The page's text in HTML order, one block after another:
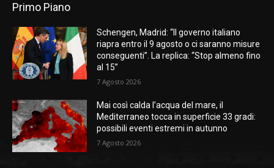
Primo Piano
Schengen, Madrid: “Il governo italiano
riapra entro il 9 agosto o ci saranno misure
conseguenti”. La replica: “Stop almeno fino
al 15”
7 Agosto 2026
Mai così calda l’acqua del mare, il
Mediterraneo tocca in superficie 33 gradi:
possibili eventi estremi in autunno
7 Agosto 2026